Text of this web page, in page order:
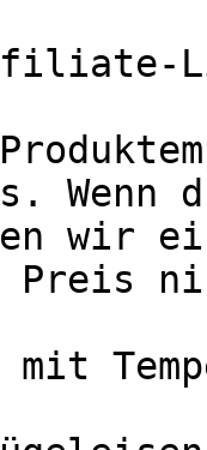
Wenn
wir
Preis
mit